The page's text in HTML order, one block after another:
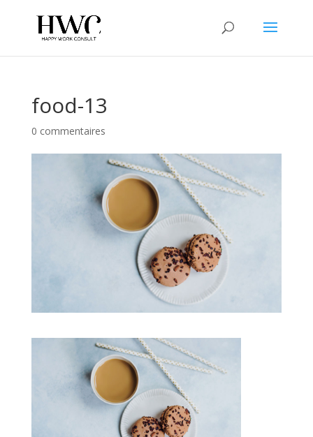
food-13
0 commentaires